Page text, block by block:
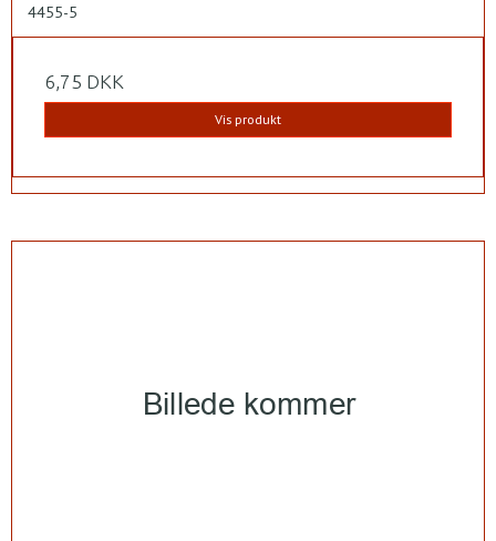
4455-5
6,75 DKK
Vis produkt